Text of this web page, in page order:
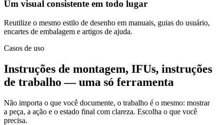
Um visual consistente em todo lugar
Reutilize o mesmo estilo de desenho em manuais, guias do usuário,
encartes de embalagem e artigos de ajuda.
Casos de uso
Instruções de montagem, IFUs, instruções
de trabalho — uma só ferramenta
Não importa o que você documente, o trabalho é o mesmo: mostrar
a peça, a ação e o estado final com clareza. Escolha o que você
precisa.